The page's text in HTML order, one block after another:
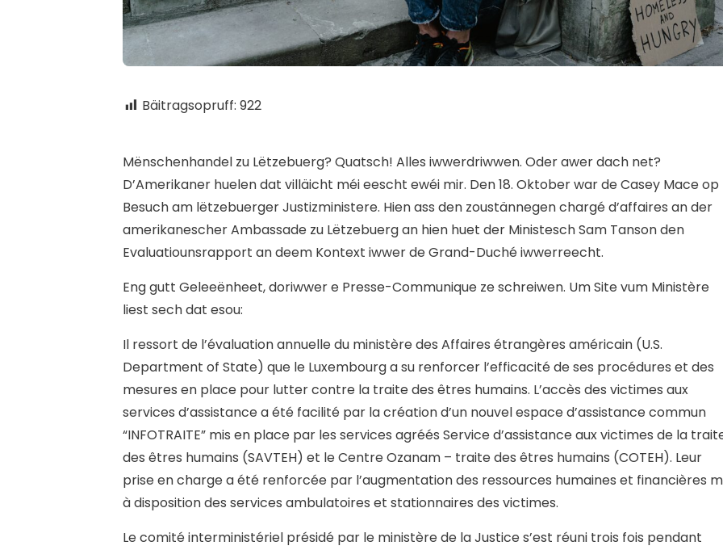
Bäitragsopruff: 922
Mënschenhandel zu Lëtzebuerg? Quatsch! Alles iwwerdriwwen. Oder awer dach net?
D’Amerikaner huelen dat villäicht méi eescht ewéi mir. Den 18. Oktober war de Casey Mace op
Besuch am lëtzebuerger Justizministere. Hien ass den zoustännegen chargé d’affaires an der
amerikanescher Ambassade zu Lëtzebuerg an hien huet der Ministesch Sam Tanson den
Evaluatiounsrapport an deem Kontext iwwer de Grand-Duché iwwerreecht.
Eng gutt Geleeënheet, doriwwer e Presse-Communique ze schreiwen. Um Site vum Ministère
liest sech dat esou:
Il ressort de l’évaluation annuelle du ministère des Affaires étrangères américain (U.S.
Department of State) que le Luxembourg a su renforcer l’efficacité de ses procédures et des
mesures en place pour lutter contre la traite des êtres humains. L’accès des victimes aux
services d’assistance a été facilité par la création d’un nouvel espace d’assistance commun
“INFOTRAITE” mis en place par les services agréés Service d’assistance aux victimes de la
des êtres humains (SAVTEH) et le Centre Ozanam – traite des êtres humains (COTEH). Leur
prise en charge a été renforcée par l’augmentation des ressources humaines et financières
à disposition des services ambulatoires et stationnaires des victimes.
Le comité interministériel présidé par le ministère de la Justice s’est réuni trois fois pendant